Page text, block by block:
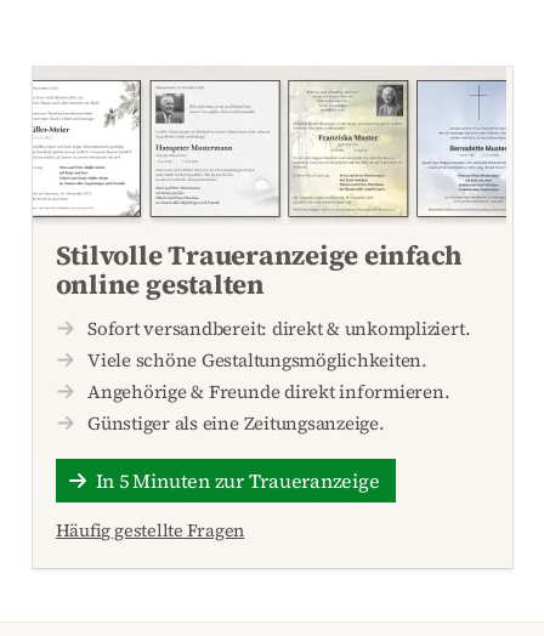
Stilvolle Traueranzeige einfach
online gestalten
Sofort versandbereit: direkt & unkompliziert.
Viele schöne Gestaltungsmöglichkeiten.
Angehörige & Freunde direkt informieren.
Günstiger als eine Zeitungsanzeige.
In 5 Minuten zur Traueranzeige
Häufig gestellte Fragen